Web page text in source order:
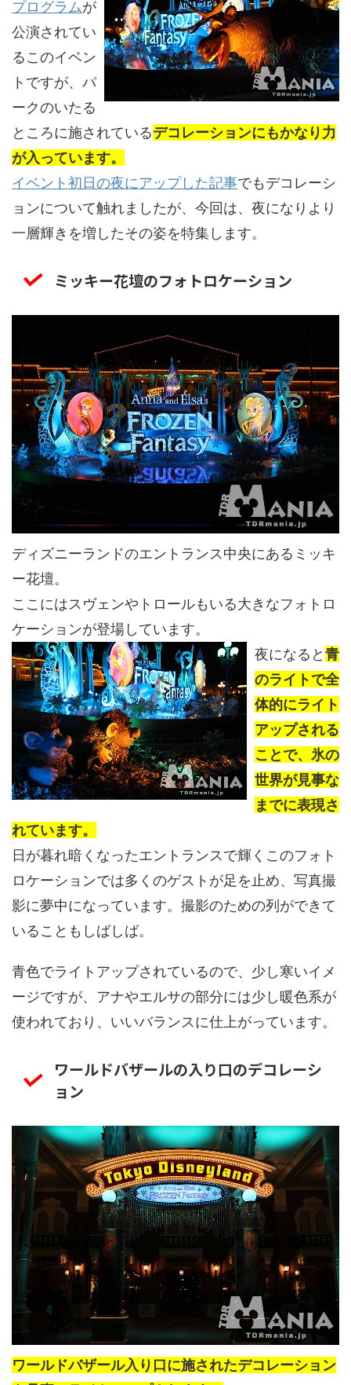
プログラムが
公演されてい
るこのイベン
トですが、パ
ークのいたる
ところに施されているデコレーションにもかなり力
が入っています。
イベント初日の夜にアップした記事でもデコレーシ
ョンについて触れましたが、今回は、夜になりより
一層輝きを増したその姿を特集します。
ミッキー花壇のフォトロケーション
ディズニーランドのエントランス中央にあるミッキ
ー花壇。
ここにはスヴェンやトロールもいる大きなフォトロ
ケーションが登場しています。
夜になると青
のライトで全
体的にライト
アップされる
ことで、氷の
世界が見事な
までに表現さ
れています。
日が暮れ暗くなったエントランスで輝くこのフォト
ロケーションでは多くのゲストが足を止め、写真撮
影に夢中になっています。撮影のための列ができて
いることもしばしば。
青色でライトアップされているので、少し寒いイメ
ージですが、アナやエルサの部分には少し暖色系が
使われており、いいバランスに仕上がっています。
ワールドバザールの入り口のデコレーシ
ョン
ワールドバザール入り口に施されたデコレーション